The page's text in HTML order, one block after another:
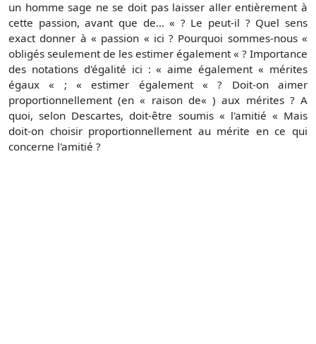
un homme sage ne se doit pas laisser aller entièrement à
cette passion, avant que de... « ? Le peut-il ? Quel sens
exact donner à « passion « ici ? Pourquoi sommes-nous «
obligés seulement de les estimer également « ? Importance
des notations d'égalité ici : « aime également « mérites
égaux « ; « estimer également « ? Doit-on aimer
proportionnellement (en « raison de« ) aux mérites ? A
quoi, selon Descartes, doit-être soumis « l'amitié « Mais
doit-on choisir proportionnellement au mérite en ce qui
concerne l'amitié ?